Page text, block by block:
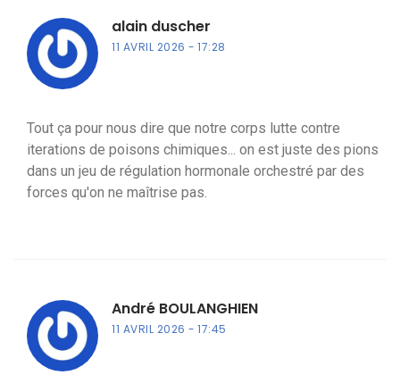
alain duscher
11 AVRIL 2026 17:28
Tout ça pour nous dire que notre corps lutte contre
iterations de poisons chimiques... on est juste des pions
dans un jeu de régulation hormonale orchestré par des
forces qu'on ne maîtrise pas.
André BOULANGHIEN
11 AVRIL 2026 17:45